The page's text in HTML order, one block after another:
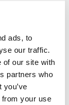
ads, to
our traffic.
of our site with
partners who
from your use
sunnere og
av for å
smarte
og mer